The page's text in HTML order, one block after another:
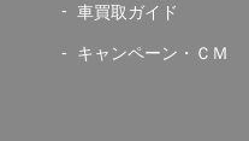
車買取ガイド
キャンペーン・ＣＭ